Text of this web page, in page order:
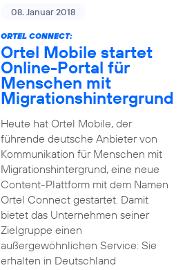
08. Januar 2018
ORTEL CONNECT:
Ortel Mobile startet
Online-Portal für
Menschen mit
Migrationshintergrund
Heute hat Ortel Mobile, der
führende deutsche Anbieter von
Kommunikation für Menschen mit
Migrationshintergrund, eine neue
Content-Plattform mit dem Namen
Ortel Connect gestartet. Damit
bietet das Unternehmen seiner
Zielgruppe einen
außergewöhnlichen Service: Sie
erhalten in Deutschland